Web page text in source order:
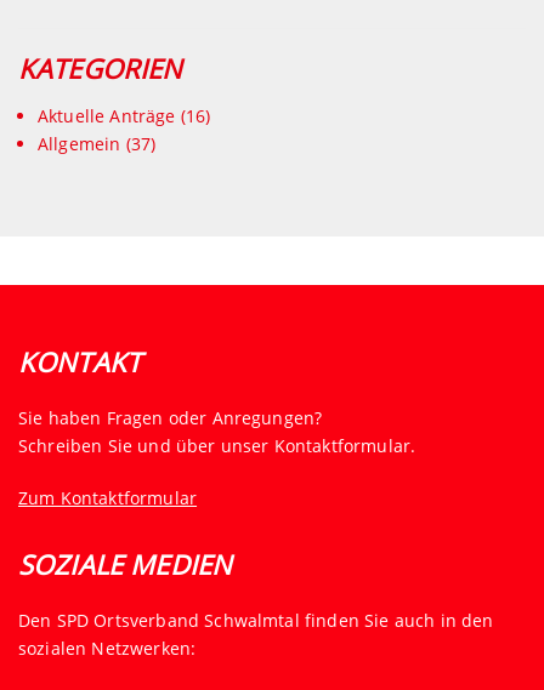
KATEGORIEN
Aktuelle Anträge (16)
Allgemein (37)
KONTAKT
Sie haben Fragen oder Anregungen?
Schreiben Sie und über unser Kontaktformular.
Zum Kontaktformular
SOZIALE MEDIEN
Den SPD Ortsverband Schwalmtal finden Sie auch in den
sozialen Netzwerken: